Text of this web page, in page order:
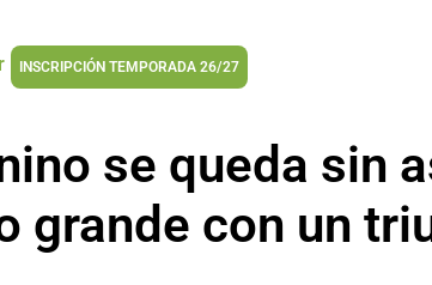
INSCRIPCIÓN TEMPORADA 26/27
se queda sin
grande con un